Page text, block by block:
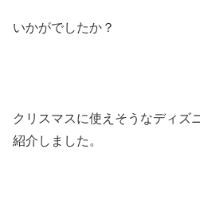
いかがでしたか？
クリスマスに使えそうなディズ
紹介しました。